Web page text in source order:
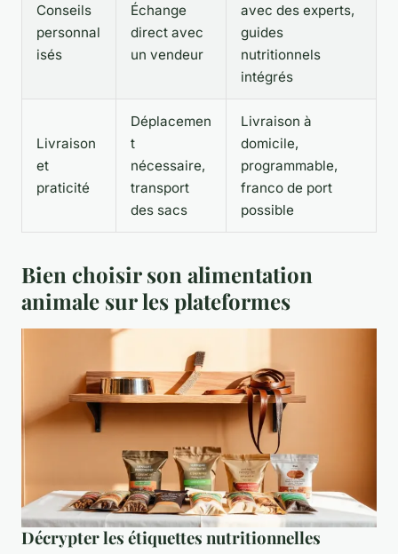
Conseils
personnal
isés
Échange
direct avec
un vendeur
avec des experts,
guides
nutritionnels
intégrés
Livraison
et
praticité
Déplacemen
t
nécessaire,
transport
des sacs
Livraison à
domicile,
programmable,
franco de port
possible
Bien choisir son alimentation
animale sur les plateformes
Décrypter les étiquettes nutritionnelles